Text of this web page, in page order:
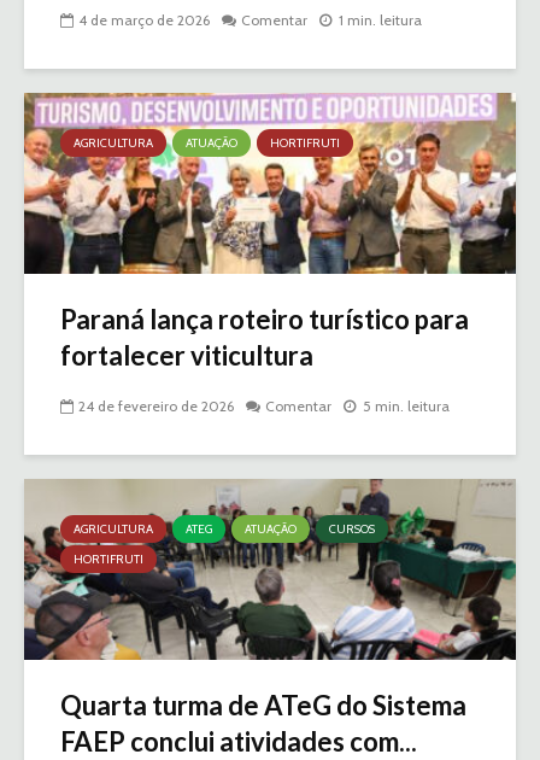
4 de março de 2026 Comentar 1 min. leitura
AGRICULTURA ATUAÇÃO HORTIFRUTI
Paraná lança roteiro turístico para
fortalecer viticultura
24 de fevereiro de 2026 Comentar 5 min. leitura
AGRICULTURA ATEG ATUAÇÃO
CURSOS
HORTIFRUTI
Quarta turma de ATeG do Sistema
FAEP conclui atividades com...